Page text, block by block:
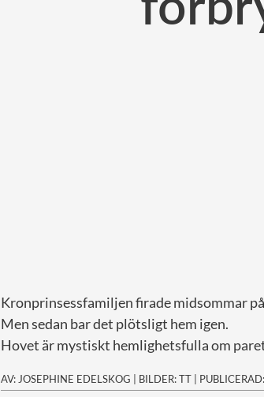
Kronprinsessfamiljen firade midsommar
Men sedan bar det plötsligt hem igen.
Hovet är mystiskt hemlighetsfulla om
AV: JOSEPHINE EDELSKOG | BILDER: TT |